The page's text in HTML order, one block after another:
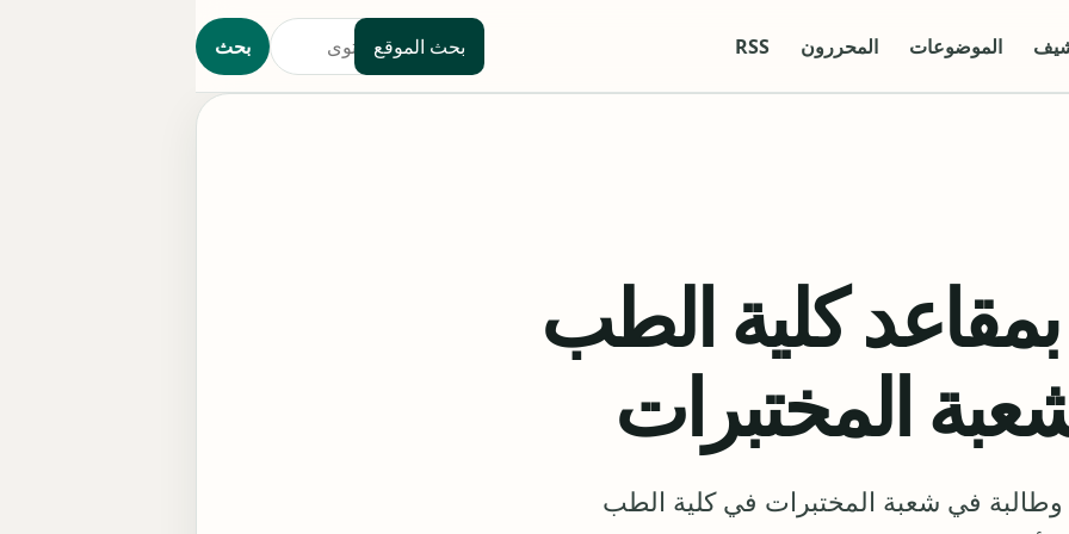
الموضوعات المحررون RSS بحث الموقع بحث
كلية الطب
المختبرات
صنعاء عن قبول 120 طالب وطالبة في شعبة المختبرات في كلية الطب